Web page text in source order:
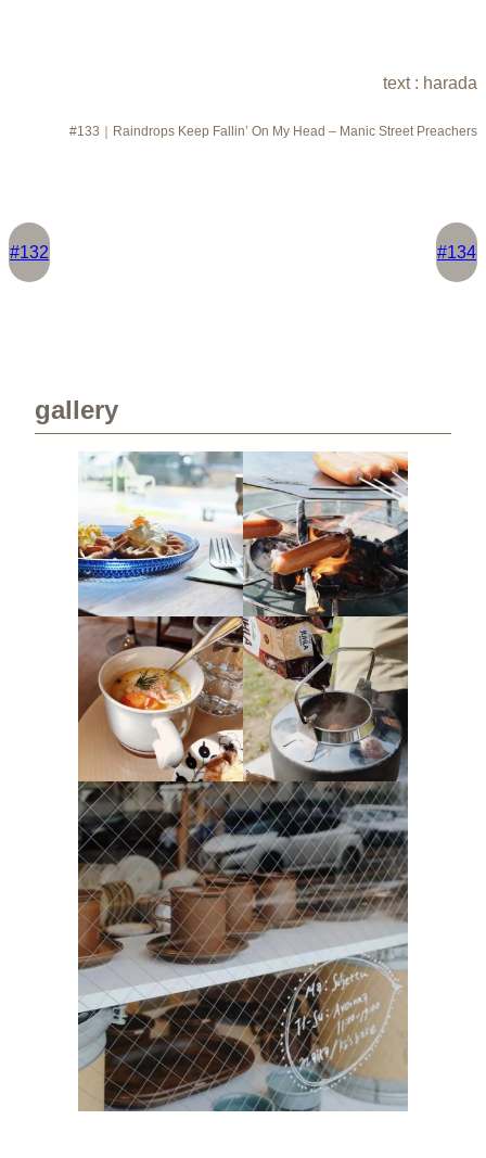
text : harada
#133｜Raindrops Keep Fallin’ On My Head – Manic Street Preachers
#132 #134
gallery